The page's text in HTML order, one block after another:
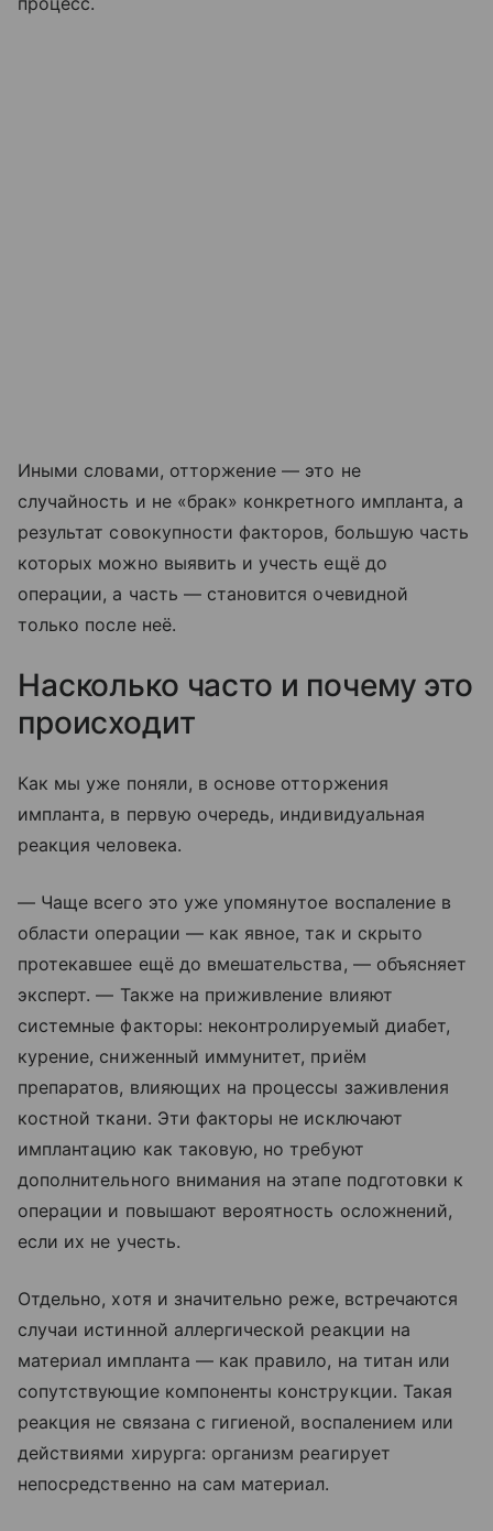
Иными словами, отторжение — это не
случайность и не «брак» конкретного импланта, а
результат совокупности факторов, большую часть
которых можно выявить и учесть ещё до
операции, а часть — становится очевидной
только после неё.
Насколько часто и почему это
происходит
Как мы уже поняли, в основе отторжения
импланта, в первую очередь, индивидуальная
реакция человека.
— Чаще всего это уже упомянутое воспаление в
области операции — как явное, так и скрыто
протекавшее ещё до вмешательства, — объясняет
эксперт. — Также на приживление влияют
системные факторы: неконтролируемый диабет,
курение, сниженный иммунитет, приём
препаратов, влияющих на процессы заживления
костной ткани. Эти факторы не исключают
имплантацию как таковую, но требуют
дополнительного внимания на этапе подготовки к
операции и повышают вероятность осложнений,
если их не учесть.
Отдельно, хотя и значительно реже, встречаются
случаи истинной аллергической реакции на
материал импланта — как правило, на титан или
сопутствующие компоненты конструкции. Такая
реакция не связана с гигиеной, воспалением или
действиями хирурга: организм реагирует
непосредственно на сам материал.